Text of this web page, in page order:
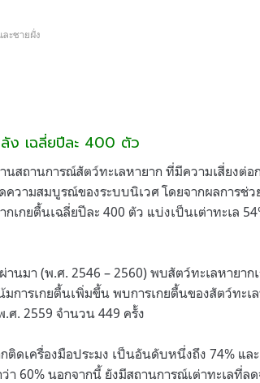
ะชายฝั่ง
ง เฉลี่ยปีละ 400 ตัว
นสถานการณ์สัตว์ทะเลหายาก ที่มีความเสี่ยงต่
วามสมบูรณ์ของระบบนิเวศ โดยจากผลการช่ว
เกยตื้นเฉลี่ยปีละ 400 ตัว แบ่งเป็นเต่าทะเล
นมา (พ.ศ. 2546 – 2560) พบสัตว์ทะเลหายาก
การเกยตื้นเพิ่มขึ้น พบการเกยตื้นของสัตว์ทะเ
ศ. 2559 จำนวน 449 ครั้ง
ติดเครื่องมือประมง เป็นอันดับหนึ่งถึง 74% แล
60% นอกจากนี้ ยังมีสถานการณ์เต่าทะเลที่ล